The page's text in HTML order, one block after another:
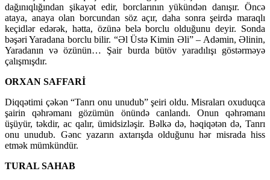
dağınıqlığından şikayət edir, borclarının yükündən danışır. Öncə
ataya, anaya olan borcundan söz açır, daha sonra şeirdə maraqlı
keçidlər edərək, hətta, özünə belə borclu olduğunu deyir. Sonda
bəşəri Yaradana borclu bilir. “Əl Üstə Kimin Əli” – Adəmin, Əlinin,
Yaradanın və özünün… Şair burda bütöv yaradılışı göstərməyə
çalışmışdır.
ORXAN SAFFARİ
Diqqətimi çəkən “Tanrı onu unudub” şeiri oldu. Misraları oxuduqca
şairin qəhrəmanı gözümün önündə canlandı. Onun qəhrəmanı
üşüyür, təkdir, ac qalır, ümidsizləşir. Bəlkə də, həqiqətən də, Tanrı
onu unudub. Gənc yazarın axtarışda olduğunu hər misrada hiss
etmək mümkündür.
TURAL SAHAB